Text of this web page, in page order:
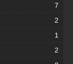
7
2
1
2